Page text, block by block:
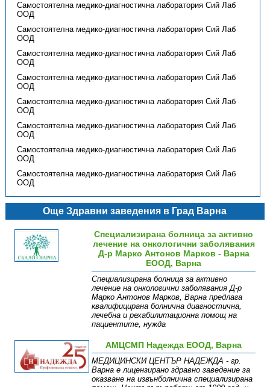
Самостоятелна медико-диагностична лаборатория Сий Лаб
ООД
Самостоятелна медико-диагностична лаборатория Сий Лаб
ООД
Самостоятелна медико-диагностична лаборатория Сий Лаб
ООД
Самостоятелна медико-диагностична лаборатория Сий Лаб
ООД
Самостоятелна медико-диагностична лаборатория Сий Лаб
ООД
Самостоятелна медико-диагностична лаборатория Сий Лаб
ООД
Самостоятелна медико-диагностична лаборатория Сий Лаб
ООД
Самостоятелна медико-диагностична лаборатория Сий Лаб
ООД
Още Здравни заведения в Град Варна
Специализирана болница за активно
лечение на онкологични заболявания
Д-р Марко Антонов Марков - Варна
ЕООД, Варна
Специализирана болница за активно
лечение на онкологични заболявания Д-р
Марко Антонов Марков, Варна предлага
квалифицирана болнична диагностична,
лечебна и рехабилитационна помощ на
пациентите, нужда
АМЦСМП Надежда ЕООД, Варна
МEДИЦИНСКИ ЦЕНТЪР НАДЕЖДА - гр.
Варна е лицензирано здравно заведение за
оказване на извънболнична специализирана